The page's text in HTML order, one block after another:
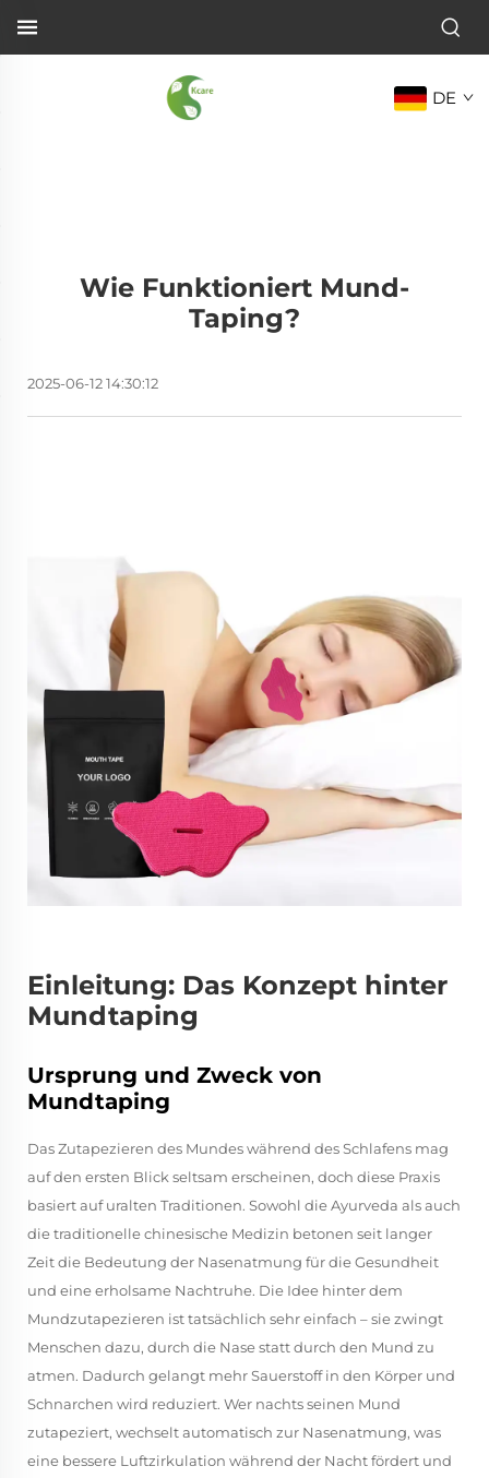
DE
Wie Funktioniert Mund-
Taping?
2025-06-12 14:30:12
Einleitung: Das Konzept hinter
Mundtaping
Ursprung und Zweck von
Mundtaping
Das Zutapezieren des Mundes während des Schlafens mag
auf den ersten Blick seltsam erscheinen, doch diese Praxis
basiert auf uralten Traditionen. Sowohl die Ayurveda als auch
die traditionelle chinesische Medizin betonen seit langer
Zeit die Bedeutung der Nasenatmung für die Gesundheit
und eine erholsame Nachtruhe. Die Idee hinter dem
Mundzutapezieren ist tatsächlich sehr einfach – sie zwingt
Menschen dazu, durch die Nase statt durch den Mund zu
atmen. Dadurch gelangt mehr Sauerstoff in den Körper und
Schnarchen wird reduziert. Wer nachts seinen Mund
zutapeziert, wechselt automatisch zur Nasenatmung, was
eine bessere Luftzirkulation während der Nacht fördert und